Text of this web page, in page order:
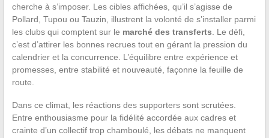
cherche à s’imposer. Les cibles affichées, qu’il s’agisse de
Pollard, Tupou ou Tauzin, illustrent la volonté de s’installer parmi
les clubs qui comptent sur le marché des transferts . Le défi,
c’est d’attirer les bonnes recrues tout en gérant la pression du
calendrier et la concurrence. L’équilibre entre expérience et
promesses, entre stabilité et nouveauté, façonne la feuille de
route.
Dans ce climat, les réactions des supporters sont scrutées.
Entre enthousiasme pour la fidélité accordée aux cadres et
crainte d’un collectif trop chamboulé, les débats ne manquent